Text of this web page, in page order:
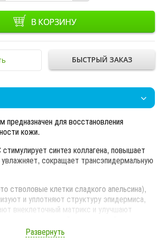
В КОРЗИНУ
БЫСТРЫЙ ЗАКАЗ
предназначен для восстановления
кожи.
синтез коллагена, повышает
сокращает трансэпидермальную
стволовые клетки сладкого апельсина),
и уплотняют структуру эпидермиса,
внеклеточный матрикс и улучшают
увлажняет, активизирует процесс
Развернуть